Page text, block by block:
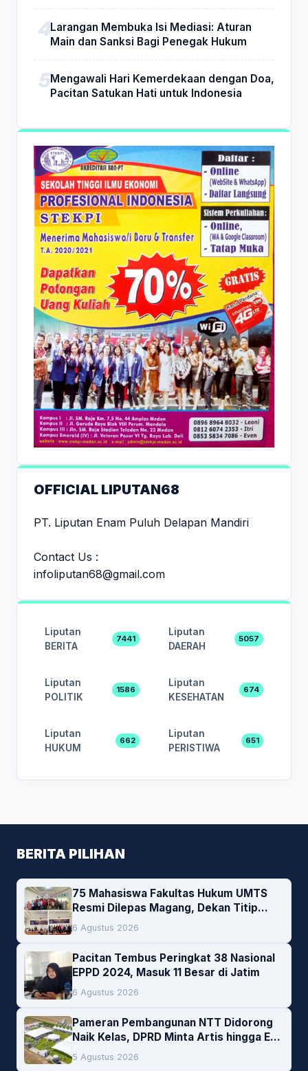
Larangan Membuka Isi Mediasi: Aturan
Main dan Sanksi Bagi Penegak Hukum
Mengawali Hari Kemerdekaan dengan Doa,
Pacitan Satukan Hati untuk Indonesia
OFFICIAL LIPUTAN68
PT. Liputan Enam Puluh Delapan Mandiri
Contact Us :
infoliputan68@gmail.com
Liputan
BERITA
7441
Liputan
DAERAH
5057
Liputan
POLITIK
1586
Liputan
KESEHATAN
674
Liputan
HUKUM
662
Liputan
PERISTIWA
651
BERITA PILIHAN
75 Mahasiswa Fakultas Hukum UMTS
Resmi Dilepas Magang, Dekan Titip
Empat Pesan Penting
6 Agustus 2026
Pacitan Tembus Peringkat 38 Nasional
EPPD 2024, Masuk 11 Besar di Jatim
6 Agustus 2026
Pameran Pembangunan NTT Didorong
Naik Kelas, DPRD Minta Artis hingga EO
Lokal Jadi Prioritas
5 Agustus 2026